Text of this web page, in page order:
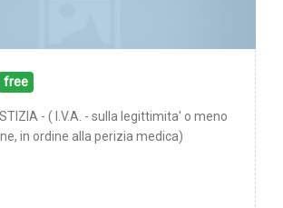
00
free
- ( I.V.A. - sulla legittimita' o meno
in ordine alla perizia medica)